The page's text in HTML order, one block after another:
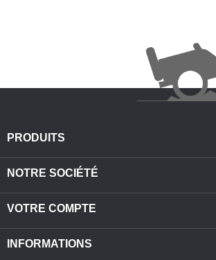
PRODUITS
NOTRE SOCIÉTÉ
VOTRE COMPTE
INFORMATIONS